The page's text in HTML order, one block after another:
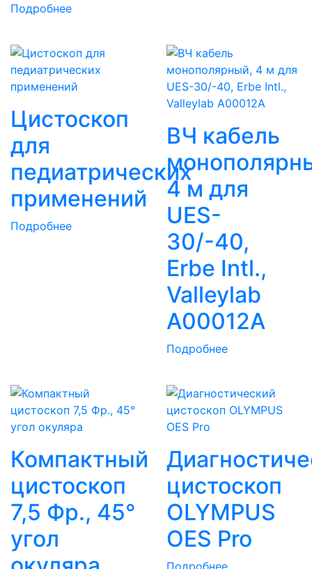
Подробнее
Цистоскоп
для
педиатрических
применений
Подробнее
ВЧ кабель
4 м для
UES-
30/-40,
Erbe Intl.,
Valleylab
A00012A
Подробнее
Компактный
цистоскоп
7,5 Фр., 45°
угол
цистоскоп
OLYMPUS
OES Pro